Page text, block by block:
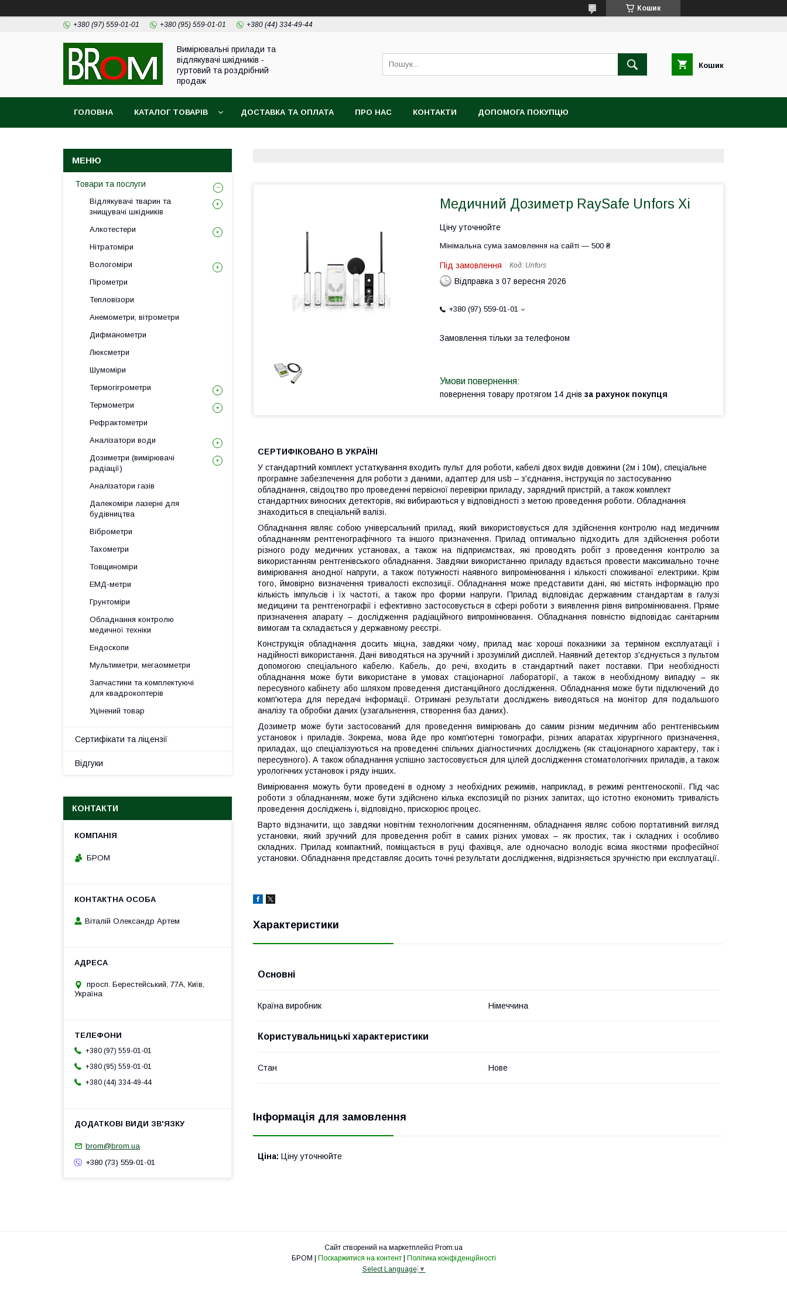
Кошик
+380 (97) 559-01-01 +380 (95) 559-01-01 +380 (44) 334-49-44
Вимірювальні прилади та
відлякувачі шкідників -
гуртовий та роздрібний
продаж
Кошик
ГОЛОВНА КАТАЛОГ ТОВАРІВ ДОСТАВКА ТА ОПЛАТА ПРО НАС КОНТАКТИ ДОПОМОГА ПОКУПЦЮ
Медичний Дозиметр RaySafe Unfors Xi
Ціну уточнюйте
Мінімальна сума замовлення на сайті — 500 ₴
Під замовлення Код: Unfors
Відправка з 07 вересня 2026
+380 (97) 559-01-01
Замовлення тільки за телефоном
повернення товару протягом 14 днів за рахунок покупця
СЕРТИФІКОВАНО В УКРАЇНІ
У стандартний комплект устаткування входить пульт для роботи, кабелі двох видів довжини (2м і 10м), спеціальне
програмне забезпечення для роботи з даними, адаптер для usb – з'єднання, інструкція по застосуванню
обладнання, свідоцтво про проведенні первісної перевірки приладу, зарядний пристрій, а також комплект
стандартних виносних детекторів, які вибираються у відповідності з метою проведення роботи. Обладнання
знаходиться в спеціальній валізі.
Обладнання являє собою універсальний прилад, який використовується для здійснення контролю над медичним
обладнанням рентгенографічного та іншого призначення. Прилад оптимально підходить для здійснення роботи
різного роду медичних установах, а також на підприємствах, які проводять робіт з проведення контролю за
використанням рентгенівського обладнання. Завдяки використанню приладу вдається провести максимально точне
вимірювання анодної напруги, а також потужності наявного випромінювання і кількості споживаної електрики. Крім
того, ймовірно визначення тривалості експозиції. Обладнання може представити дані, які містять інформацію про
кількість імпульсів і їх частоті, а також про форми напруги. Прилад відповідає державним стандартам в галузі
медицини та рентгенографії і ефективно застосовується в сфері роботи з виявлення рівня випромінювання. Пряме
призначення апарату – дослідження радіаційного випромінювання. Обладнання повністю відповідає санітарним
вимогам та складається у державному реєстрі.
Конструкція обладнання досить міцна, завдяки чому, прилад має хороші показники за терміном експлуатації і
надійності використання. Дані виводяться на зручний і зрозумілий дисплей. Наявний детектор з'єднується з пультом
допомогою спеціального кабелю. Кабель, до речі, входить в стандартний пакет поставки. При необхідності
обладнання може бути використане в умовах стаціонарної лабораторії, а також в необхідному випадку – як
пересувного кабінету або шляхом проведення дистанційного дослідження. Обладнання може бути підключений до
комп'ютера для передачі інформації. Отримані результати досліджень виводяться на монітор для подальшого
аналізу та обробки даних (узагальнення, створення баз даних).
Дозиметр може бути застосований для проведення вимірювань до самим різним медичним або рентгенівським
установок і приладів. Зокрема, мова йде про комп'ютерні томографи, різних апаратах хірургічного призначення,
приладах, що спеціалізуються на проведенні спільних діагностичних досліджень (як стаціонарного характеру, так і
пересувного). А також обладнання успішно застосовується для цілей дослідження стоматологічних приладів, а також
урологічних установок і ряду інших.
Вимірювання можуть бути проведені в одному з необхідних режимів, наприклад, в режимі рентгеноскопії. Під час
роботи з обладнанням, може бути здійснено кілька експозицій по різних запитах, що істотно економить тривалість
проведення досліджень і, відповідно, прискорює процес.
Варто відзначити, що завдяки новітнім технологічним досягненням, обладнання являє собою портативний вигляд
установки, який зручний для проведення робіт в самих різних умовах – як простих, так і складних і особливо
складних. Прилад компактний, поміщається в руці фахівця, але одночасно володіє всіма якостями професійної
установки. Обладнання представляє досить точні результати дослідження, відрізняється зручністю при експлуатації.
Характеристики
Основні
Країна виробник Німеччина
Користувальницькі характеристики
Стан Нове
Інформація для замовлення
Ціна: Ціну уточнюйте
Товари та послуги
Відлякувачі тварин та
знищувачі шкідників
Алкотестери
Нітратоміри
Вологоміри
Пірометри
Тепловізори
Анемометри, вітрометри
Дифманометри
Люксметри
Шумоміри
Термогігрометри
Термометри
Рефрактометри
Аналізатори води
Дозиметри (вимірювачі
радіації)
Аналізатори газів
Далекоміри лазерні для
будівництва
Віброметри
Тахометри
Товщиноміри
ЕМД-метри
Грунтоміри
Обладнання контролю
медичної техніки
Ендоскопи
Мультиметри, мегаомметри
Запчастини та комплектуючі
для квадрокоптерів
Уцінений товар
Сертифікати та ліцензії
Відгуки
КОНТАКТИ
БРОМ
Віталій Олександр Артем
просп. Берестейський, 77А, Київ,
Україна
+380 (97) 559-01-01
+380 (95) 559-01-01
+380 (44) 334-49-44
brom@brom.ua
+380 (73) 559-01-01
Сайт створений на маркетплейсі Prom.ua
Поскаржитися на контент
Політика конфіденційності
Select Language ▼